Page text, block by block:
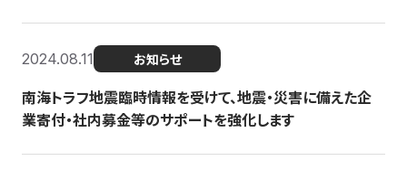
2024.08.11 お知らせ
南海トラフ地震臨時情報を受けて、地震・災害に備えた企
業寄付・社内募金等のサポートを強化します